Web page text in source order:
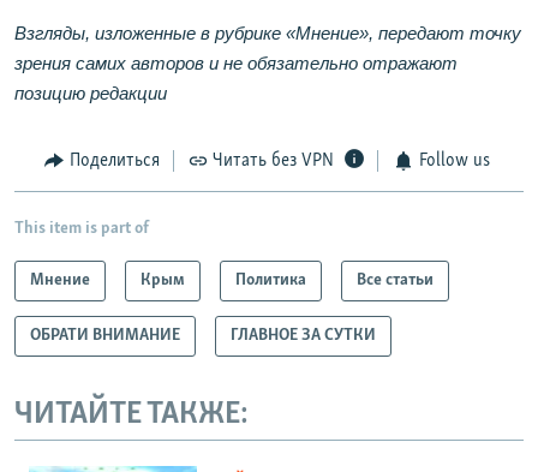
Взгляды, изложенные в рубрике «Мнение», передают точку
зрения самих авторов и не обязательно отражают
позицию редакции
Поделиться Читать без VPN Follow us
This item is part of
Мнение Крым Политика Все статьи
ОБРАТИ ВНИМАНИЕ ГЛАВНОЕ ЗА СУТКИ
ЧИТАЙТЕ ТАКЖЕ: